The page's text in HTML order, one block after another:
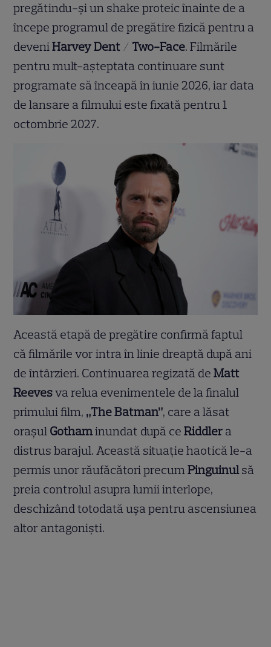
pregătindu-și un shake proteic înainte de a
începe programul de pregătire fizică pentru a
deveniHarvey Dent / Two-Face. Filmările
pentru mult-așteptata continuare sunt
programate să înceapă în iunie 2026, iar data
de lansare a filmului este fixată pentru 1
octombrie 2027.
Această etapă de pregătire confirmă faptul
că filmările vor intra în linie dreaptă după ani
de întârzieri. Continuarea regizată deMatt
Reevesva relua evenimentele de la finalul
primului film, „The Batman”, care a lăsat
orașul Gothaminundat după ceRiddler a
distrus barajul. Această situație haotică le-a
permis unor răufăcători precumPinguinulsă
preia controlul asupra lumii interlope,
deschizând totodată ușa pentru ascensiunea
altor antagoniști.